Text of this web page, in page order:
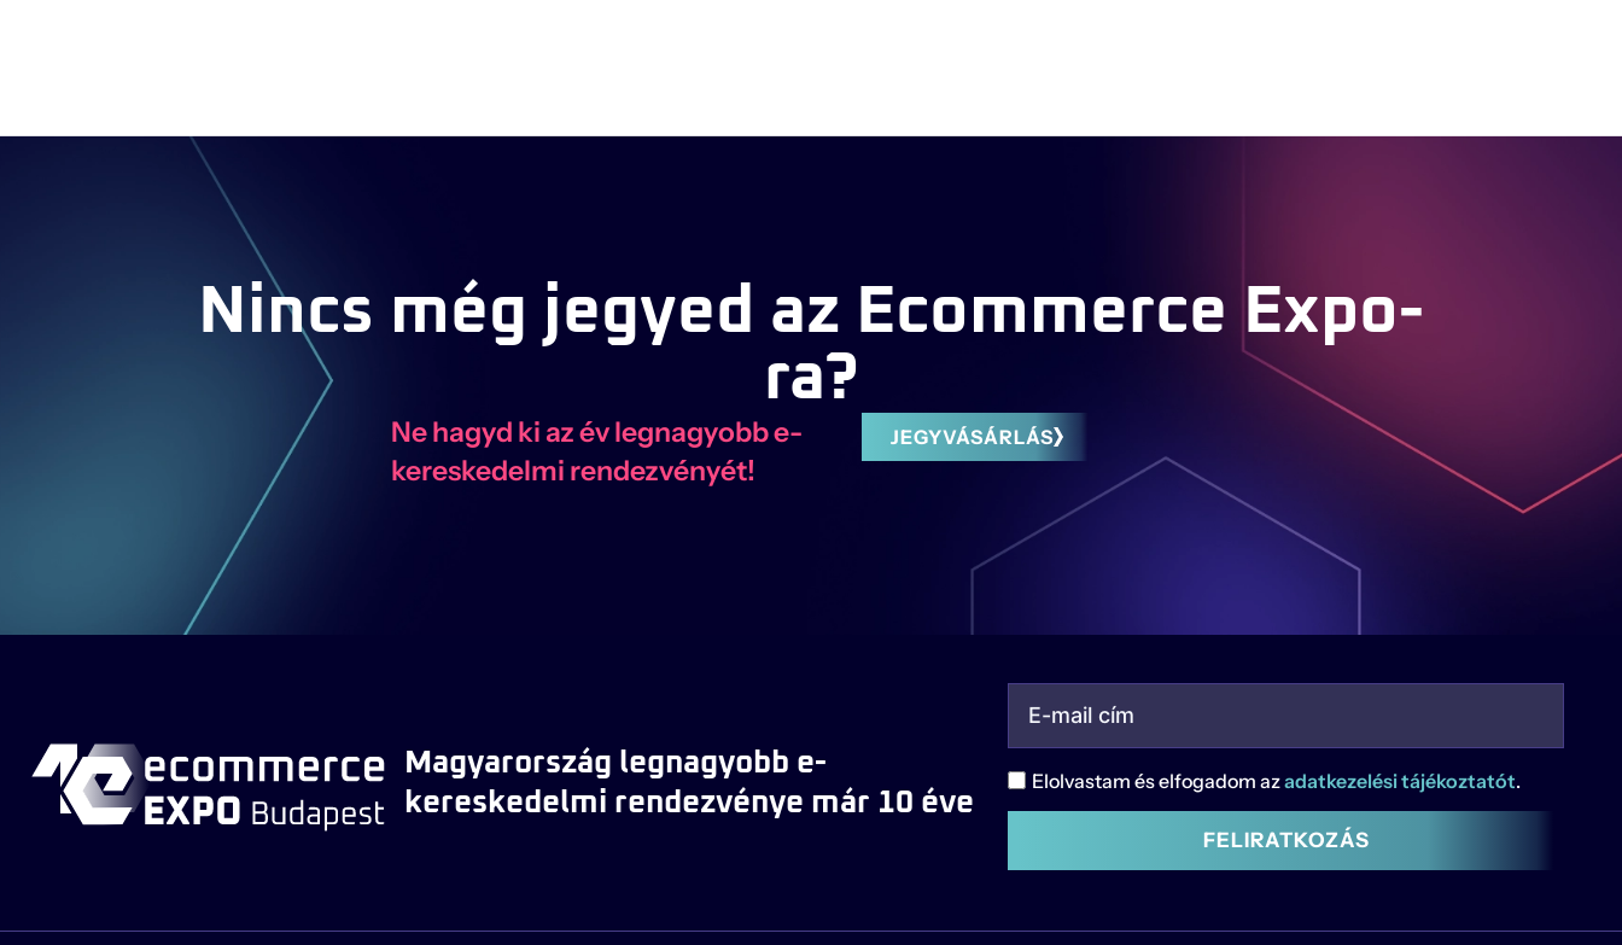
Nincs még jegyed az Ecommerce Expo-
ra?
Ne hagyd ki az év legnagyobb e-
kereskedelmi rendezvényét!
JEGYVÁSÁRLÁS
Magyarország legnagyobb e-
kereskedelmi rendezvénye már 10 éve
Elolvastam és elfogadom azadatkezelési tájékoztatót.
FELIRATKOZÁS